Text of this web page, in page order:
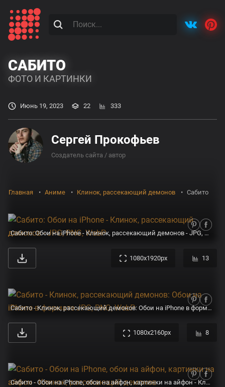
САБИТО
ФОТО И КАРТИНКИ
Июнь 19, 2023 22 333
Сергей Прокофьев
Создатель сайта / автор
Главная Аниме Клинок, рассекающий демонов Сабито
Сабито: Обои на iPhone - Клинок, рассекающий демонов - JPG, PNG, WebP
1080x1920px 13
Сабито - Клинок, рассекающий демонов: Обои на iPhone в формате JPG, PNG, WebP
1080x2160px 8
Сабито - Обои на iPhone, обои на айфон, картинки на айфон - Клинок, рассекающий демонов